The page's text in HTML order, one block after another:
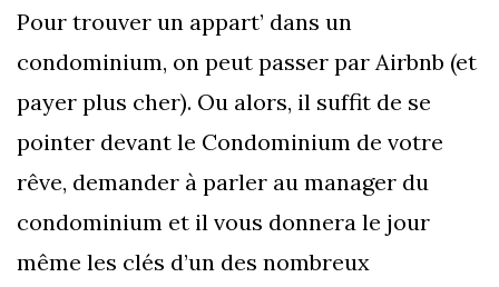
Pour trouver un appart’ dans un
condominium, on peut passer par Airbnb (et
payer plus cher). Ou alors, il suffit de se
pointer devant le Condominium de votre
rêve, demander à parler au manager du
condominium et il vous donnera le jour
même les clés d’un des nombreux